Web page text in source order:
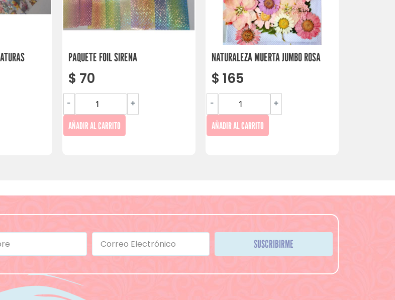
PAQUETE FOIL SIRENA
$ 70
- +
AÑADIR AL CARRITO
NATURALEZA MUERTA JUMBO ROSA
$ 165
- +
AÑADIR AL CARRITO
SUSCRIBIRME